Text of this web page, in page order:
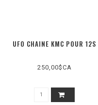
UFO CHAINE KMC POUR 12S
250,00$CA